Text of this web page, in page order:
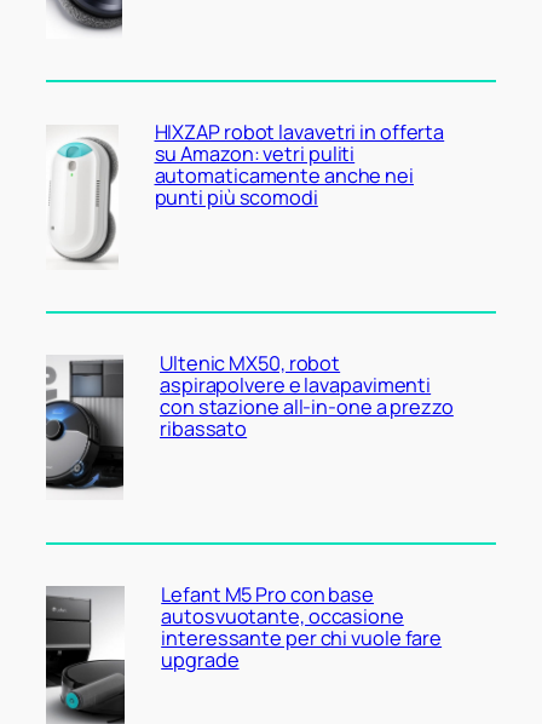
HIXZAP robot lavavetri in offerta
su Amazon: vetri puliti
automaticamente anche nei
punti più scomodi
Ultenic MX50, robot
aspirapolvere e lavapavimenti
con stazione all-in-one a prezzo
ribassato
Lefant M5 Pro con base
autosvuotante, occasione
interessante per chi vuole fare
upgrade